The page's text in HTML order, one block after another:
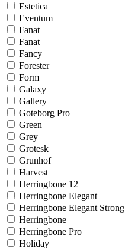
Estetica
Eventum
Fanat
Fanat
Fancy
Forester
Form
Galaxy
Gallery
Goteborg Pro
Green
Grey
Grotesk
Grunhof
Harvest
Herringbone 12
Herringbone Elegant
Herringbone Elegant Strong
Herringbone
Herringbone Pro
Holiday